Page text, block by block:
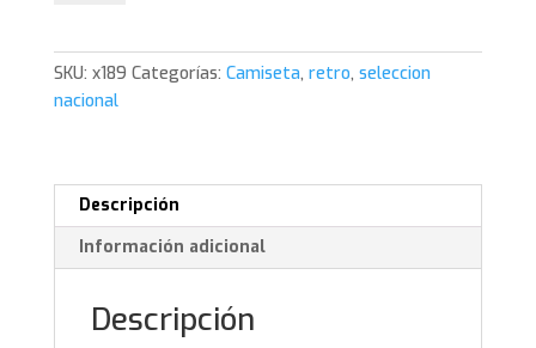
cantidad
SKU: x189 Categorías: Camiseta, retro, seleccion
nacional
Descripción
Información adicional
Descripción